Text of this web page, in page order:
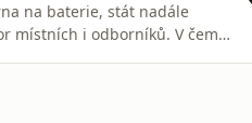
na baterie, stát nadále
místních i odborníků. V čem